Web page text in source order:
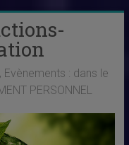
: dans le
PERSONNEL